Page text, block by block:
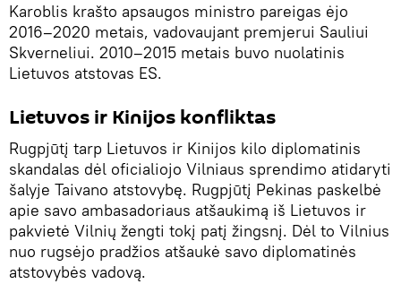
Karoblis krašto apsaugos ministro pareigas ėjo
2016–2020 metais, vadovaujant premjerui Sauliui
Skverneliui. 2010–2015 metais buvo nuolatinis
Lietuvos atstovas ES.
Lietuvos ir Kinijos konfliktas
Rugpjūtį tarp Lietuvos ir Kinijos kilo diplomatinis
skandalas dėl oficialiojo Vilniaus sprendimo atidaryti
šalyje Taivano atstovybę. Rugpjūtį Pekinas paskelbė
apie savo ambasadoriaus atšaukimą iš Lietuvos ir
pakvietė Vilnių žengti tokį patį žingsnį. Dėl to Vilnius
nuo rugsėjo pradžios atšaukė savo diplomatinės
atstovybės vadovą.